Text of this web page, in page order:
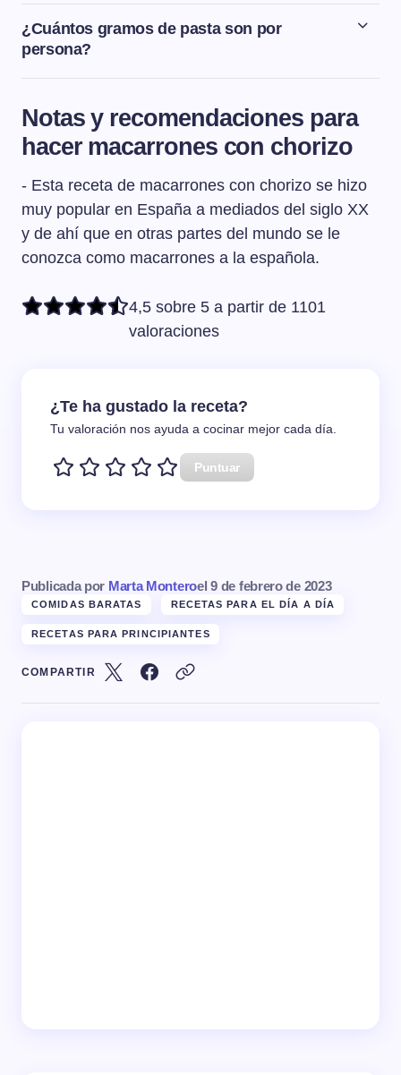
¿Cuántos gramos de pasta son por
persona?
La cantidad de pasta por persona para un adulto es de
Notas y recomendaciones para
hacer macarrones con chorizo
- Esta receta de macarrones con chorizo se hizo
muy popular en España a mediados del siglo XX
y de ahí que en otras partes del mundo se le
conozca como macarrones a la española.
4,5 sobre 5 a partir de 1101
valoraciones
¿Te ha gustado la receta?
Tu valoración nos ayuda a cocinar mejor cada día.
Puntuar
Publicada por Marta Monteroel 9 de febrero de 2023
COMIDAS BARATAS RECETAS PARA EL DÍA A DÍA
RECETAS PARA PRINCIPIANTES
COMPARTIR